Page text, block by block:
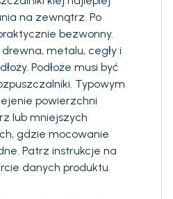
na zewnątrz. Po
bezwonny.
metalu, cegły i
Podłoże musi być
Typowym
powierzchni
lub mniejszych
gdzie mocowanie
Patrz instrukcje na
danych produktu.